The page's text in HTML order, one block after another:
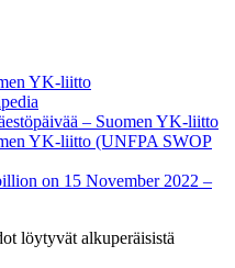
YK-liitto
– Suomen YK-liitto
YK-liitto (UNFPA SWOP
on 15 November 2022 –
löytyvät alkuperäisistä